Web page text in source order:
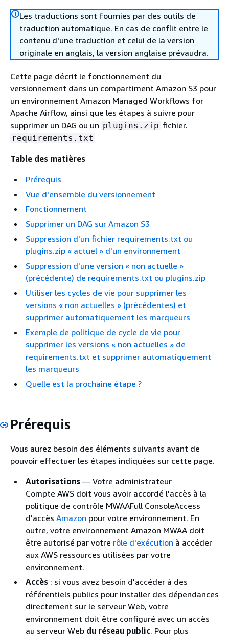
Les traductions sont fournies par des outils de
traduction automatique. En cas de conflit entre le
contenu d'une traduction et celui de la version
originale en anglais, la version anglaise prévaudra.
Cette page décrit le fonctionnement du
versionnement dans un compartiment Amazon S3 pour
un environnement Amazon Managed Workflows for
Apache Airflow, ainsi que les étapes à suivre pour
supprimer un DAG ou un plugins.zip fichier.
requirements.txt
Table des matières
Prérequis
Vue d'ensemble du versionnement
Fonctionnement
Supprimer un DAG sur Amazon S3
Suppression d'un fichier requirements.txt ou
plugins.zip « actuel » d'un environnement
Suppression d'une version « non actuelle »
(précédente) de requirements.txt ou plugins.zip
Utiliser les cycles de vie pour supprimer les
versions « non actuelles » (précédentes) et
supprimer automatiquement les marqueurs
Exemple de politique de cycle de vie pour
supprimer les versions « non actuelles » de
requirements.txt et supprimer automatiquement
les marqueurs
Quelle est la prochaine étape ?
Prérequis
Vous aurez besoin des éléments suivants avant de
pouvoir effectuer les étapes indiquées sur cette page.
Autorisations — Votre administrateur
Compte AWS doit vous avoir accordé l'accès à la
politique de contrôle MWAAFull ConsoleAccess
d'accès Amazon pour votre environnement. En
outre, votre environnement Amazon MWAA doit
être autorisé par votre rôle d'exécution à accéder
aux AWS ressources utilisées par votre
environnement.
Accès : si vous avez besoin d'accéder à des
référentiels publics pour installer des dépendances
directement sur le serveur Web, votre
environnement doit être configuré avec un accès
au serveur Web du réseau public. Pour plus